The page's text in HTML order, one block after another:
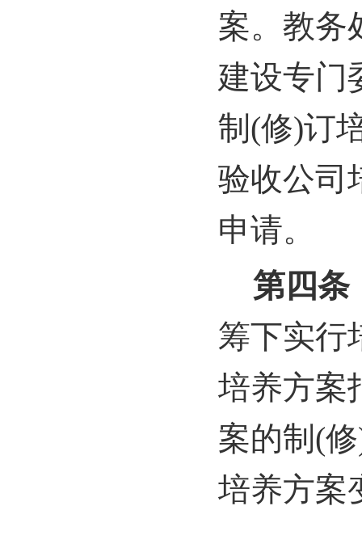
案。教务
建设专门
制(修)订
验收公司
申请。
第四条
筹下实行
培养方案
案的制(
培养方案